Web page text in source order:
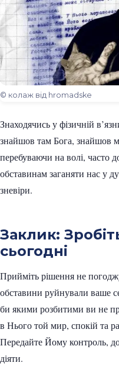
© колаж від hromadske
Знаходячись у фізичній
знайшов там Бога, знайшов
перебуваючи на волі, часто
обставинам заганяти нас у
зневіри.
Заклик:
сьогодні
Прийміть рішення не
обставини руйнували ваше
би якими розбитими ви не
в Нього той мир, спокій та
Передайте Йому контроль,
діяти.